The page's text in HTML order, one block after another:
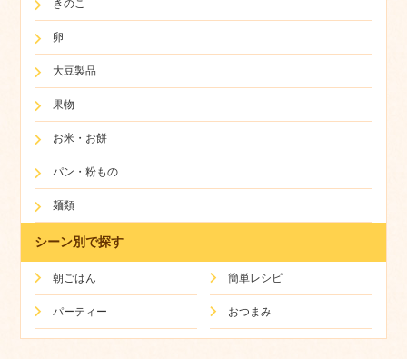
きのこ
卵
大豆製品
果物
お米・お餅
パン・粉もの
麺類
シーン別で探す
朝ごはん 簡単レシピ
パーティー おつまみ